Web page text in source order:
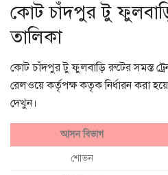
কোট চাঁদপুর টু ফুলবাড়ি
তালিকা
কোট চাঁদপুর টু ফুলবাড়ি রুটের সমস্ত
রেলওয়ে কর্তৃপক্ষ কতৃক নির্ধারন করা
দেখুন।
আসন বিভাগ
শোভন